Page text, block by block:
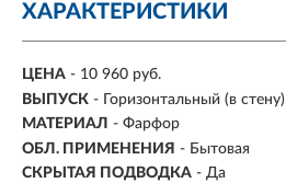
ХАРАКТЕРИСТИКИ
ЦЕНА - 10 960 руб.
ВЫПУСК - Горизонтальный (в стену)
МАТЕРИАЛ - Фарфор
ОБЛ. ПРИМЕНЕНИЯ - Бытовая
СКРЫТАЯ ПОДВОДКА - Да